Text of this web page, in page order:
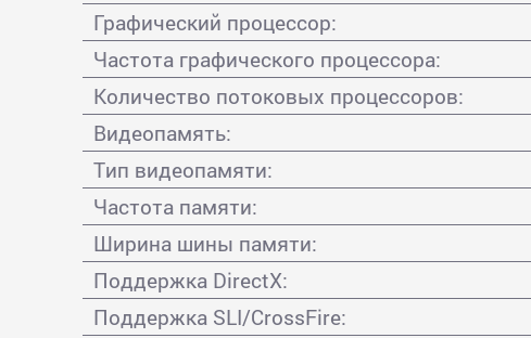
Графический процессор:
Частота графического процессора:
Количество потоковых процессоров:
Видеопамять:
Тип видеопамяти:
Частота памяти:
Ширина шины памяти:
Поддержка DirectX:
Поддержка SLI/CrossFire: